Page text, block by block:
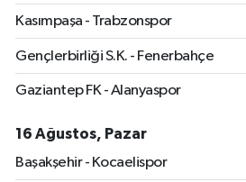
Kasımpaşa - Trabzonspor
Gençlerbirliği S.K. - Fenerbahçe
Gaziantep FK - Alanyaspor
16 Ağustos, Pazar
Başakşehir - Kocaelispor